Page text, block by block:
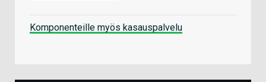
Komponenteille myös kasauspalvelu